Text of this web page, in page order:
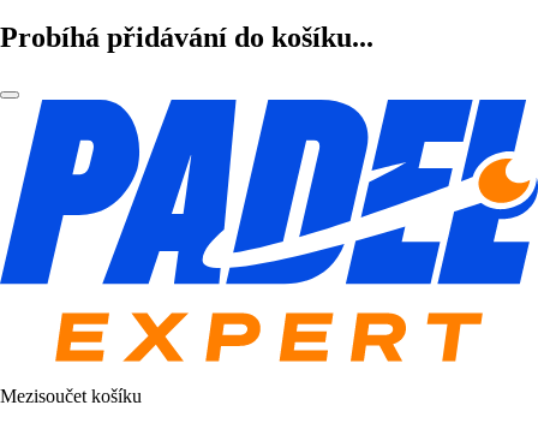
Probíhá přidávání do košíku...
Mezisoučet košíku